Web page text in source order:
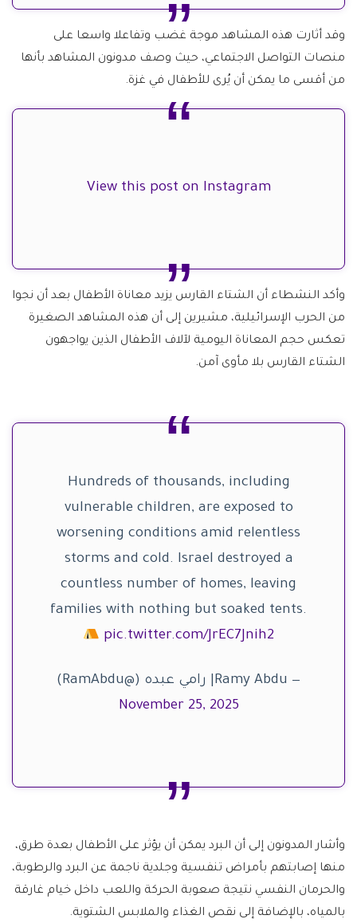
وقد أثارت هذه المشاهد موجة غضب وتفاعلا واسعا على
منصات التواصل الاجتماعي، حيث وصف مدونون المشاهد بأنها
من أقسى ما يمكن أن يُرى للأطفال في غزة.
View this post on Instagram
وأكد النشطاء أن الشتاء القارس يزيد معاناة الأطفال بعد أن نجوا
من الحرب الإسرائيلية، مشيرين إلى أن هذه المشاهد الصغيرة
تعكس حجم المعاناة اليومية لآلاف الأطفال الذين يواجهون
الشتاء القارس بلا مأوى آمن.
Hundreds of thousands, including
vulnerable children, are exposed to
worsening conditions amid relentless
storms and cold. Israel destroyed a
countless number of homes, leaving
families with nothing but soaked tents.
pic.twitter.com/JrEC7Jnih2
— Ramy Abdu| رامي عبده (@RamAbdu)
November 25, 2025
وأشار المدونون إلى أن البرد يمكن أن يؤثر على الأطفال بعدة طرق،
منها إصابتهم بأمراض تنفسية وجلدية ناجمة عن البرد والرطوبة،
والحرمان النفسي نتيجة صعوبة الحركة واللعب داخل خيام غارقة
بالمياه، بالإضافة إلى نقص الغذاء والملابس الشتوية.